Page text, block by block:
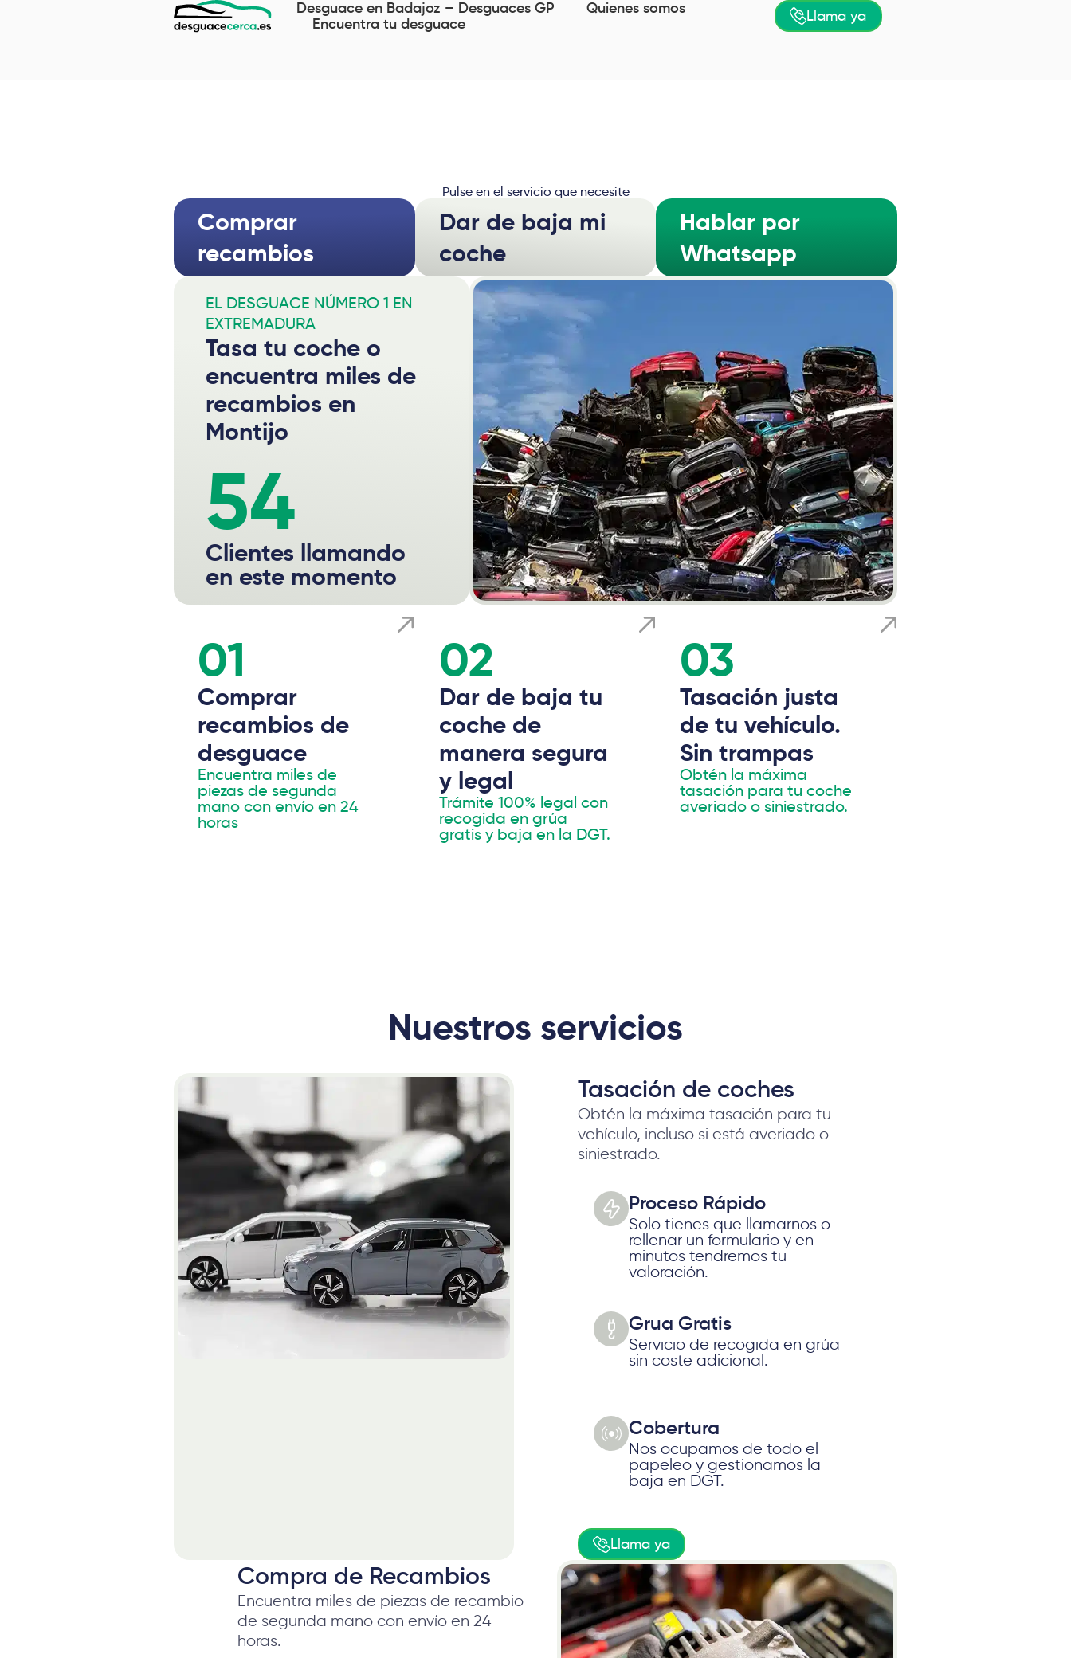
Desguace en Badajoz – Desguaces GP
Quienes somos
Encuentra tu desguace
Llama ya
Pulse en el servicio que necesite
Comprar
recambios
Dar de baja mi
coche
Hablar por
Whatsapp
EL DESGUACE NÚMERO 1 EN
EXTREMADURA
Tasa tu coche o
encuentra miles de
recambios en
Montijo
54
Clientes llamando
en este momento
01
Comprar
recambios de
desguace
Encuentra miles de
piezas de segunda
mano con envío en 24
horas
02
Dar de baja tu
coche de
manera segura
y legal
Trámite 100% legal con
recogida en grúa
gratis y baja en la DGT.
03
Tasación justa
de tu vehículo.
Sin trampas
Obtén la máxima
tasación para tu coche
averiado o siniestrado.
Nuestros servicios
Tasación de coches
Obtén la máxima tasación para tu
vehículo, incluso si está averiado o
siniestrado.
Proceso Rápido
Solo tienes que llamarnos o
rellenar un formulario y en
minutos tendremos tu
valoración.
Grua Gratis
Servicio de recogida en grúa
sin coste adicional.
Cobertura
Nos ocupamos de todo el
papeleo y gestionamos la
baja en DGT.
Llama ya
Compra de Recambios
Encuentra miles de piezas de recambio
de segunda mano con envío en 24
horas.